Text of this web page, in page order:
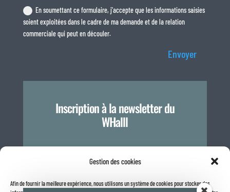
Gestion des cookies
Afin de fournir la meilleure expérience, nous utilisons un système de cookies pour stocker des
En soumettant ce formulaire, j'accepte que les informations saisies
soient exploitées dans le cadre de ma demande et de la relation
commerciale qui peut en découler.
Envoyer
Inscription à la newsletter du
WHalll
Je m'inscris